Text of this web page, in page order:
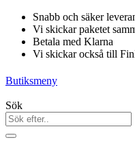
Hoppa
innehåll
Snabb och säker
Vi skickar paketet
Betala med Klarna
Vi skickar också till
Butiksmeny
Sök